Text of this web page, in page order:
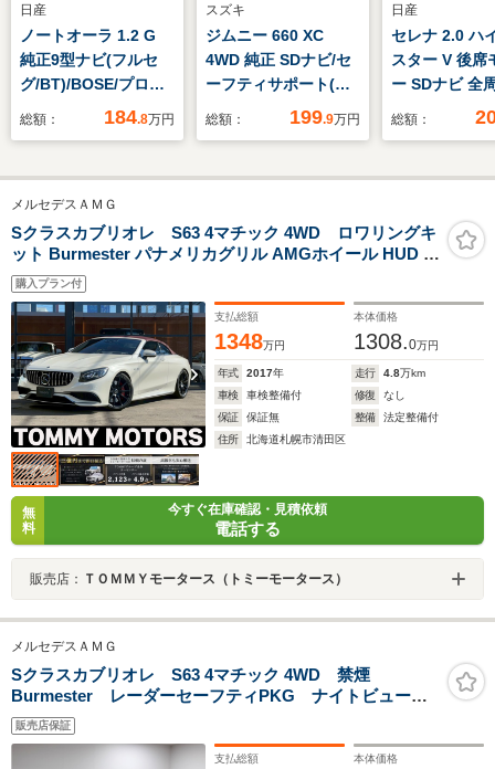
日産
ノートオーラ 1.2 G
純正9型ナビ(フルセ
グ/BT)/BOSE/プロパ
イロット/BSM/全方
ー/シートヒーター/ワ
イヤレス充電/ステア
リングヒーター/デジ
タルインナーミラー
総額： 184.8万円
スズキ
ジムニー 660 XC
4WD 純正 SDナビ/セ
ーフティサポート(ス
ズキ)/シートヒーター
レコーダー 純正/ヘッ
LED/Bluetooth接
続/ETC/EBD付ABS
総額： 199.9万円
日産
セレナ 2.0 ハ
スター V 後席
ー SDナビ 全
ラ 両側電動
ヘッド ETC
ールド オート
エアコン
総額：
メルセデスＡＭＧ
Sクラスカブリオレ S63 4マチック 4WD ロワリングキ
ット Burmester パナメリカグリル AMGホイール HUD エ
アバランスパッケージ BSA V8BIターボ Pシート(座面ス
ライド付) 本革ナッパレザー ETC アコースティックソフ
トトップ 電動トランクゲート
購入プラン付
支払総額
1348万円
本体価格
1308.0万円
年式 2017年 走行 4.8万km
車検
車検整備付 修復
なし
保証
保証無 整備
法定整備付
住所
北海道札幌市清田区
無
料
今すぐ在庫確認・見積依頼
電話する
販売店： ＴＯＭＭＹモータース（トミーモータース）
メルセデスＡＭＧ
Sクラスカブリオレ S63 4マチック 4WD 禁煙
Burmester レーダーセーフティPKG ナイトビューア
シストプラス スワロフスキークリスタルLEDヘッドラ
イト 360度カメラシステム カラーHUD スクリーンミ
ラーリング パワートランクフード ドラレコ
販売店保証
支払総額 本体価格